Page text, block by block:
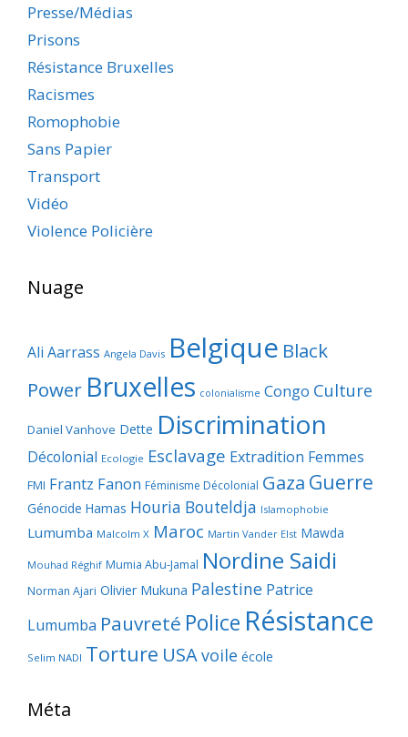
Presse/Médias
Prisons
Résistance Bruxelles
Racismes
Romophobie
Sans Papier
Transport
Vidéo
Violence Policière
Nuage
Ali Aarrass Angela Davis Belgique Black
Power Bruxelles colonialisme Congo Culture
Daniel Vanhove Dette Discrimination
Décolonial Ecologie Esclavage Extradition Femmes
FMI Frantz Fanon Féminisme Décolonial Gaza Guerre
Génocide Hamas Houria Bouteldja Islamophobie
Lumumba Malcolm X Maroc Martin Vander Elst Mawda
Mouhad Réghif Mumia Abu-Jamal Nordine Saidi
Norman Ajari Olivier Mukuna Palestine Patrice
Lumumba Pauvreté Police Résistance
Selim NADI Torture USAvoile école
Méta